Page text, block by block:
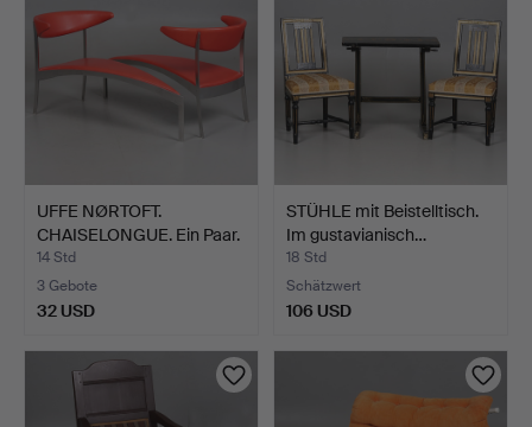
UFFE NØRTOFT.
CHAISELONGUE. Ein Paar.
Verc…
14 Std
3 Gebote
32 USD
STÜHLE mit Beistelltisch.
Im gustavianisch…
18 Std
Schätzwert
106 USD